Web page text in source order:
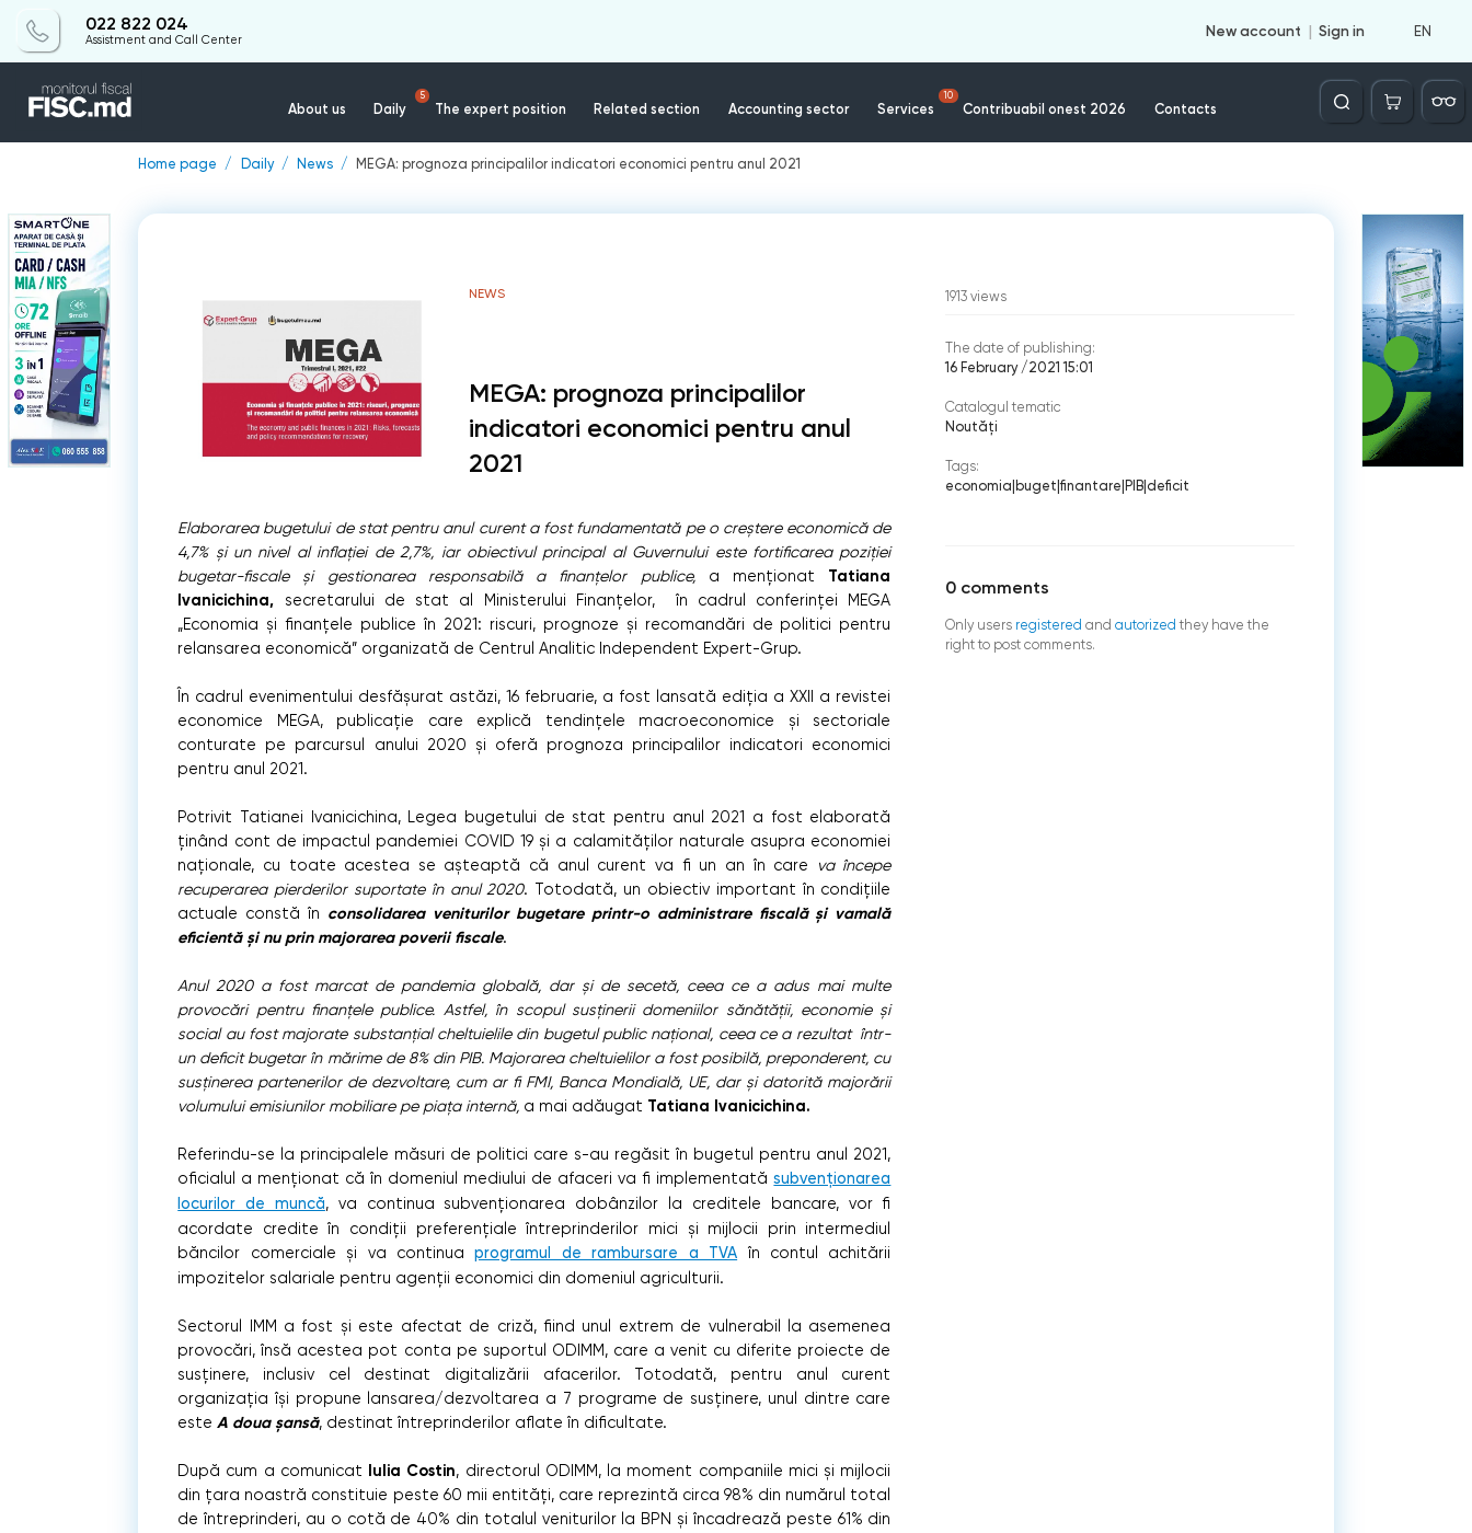
022 822 024
Assistment and Call Center
New account Sign in EN
About us Daily
5
The expert position Related section Accounting sector Services
10
Contribuabil onest 2026 Contacts
Căutare
Home page Daily News MEGA: prognoza principalilor indicatori economici pentru anul 2021
NEWS
MEGA: prognoza principalilor
indicatori economici pentru anul
2021
Elaborarea bugetului de stat pentru anul curent a fost fundamentată pe o creștere economică de
4,7% și un nivel al inflației de 2,7%, iar obiectivul principal al Guvernului este fortificarea poziției
bugetar-fiscale și gestionarea responsabilă a finanțelor publice,a menționat Tatiana
Ivanicichina, secretarului de stat al Ministerului Finanțelor, în cadrul conferinței MEGA
„Economia și finanțele publice în 2021: riscuri, prognoze și recomandări de politici pentru
relansarea economică” organizată de Centrul Analitic Independent Expert-Grup.
În cadrul evenimentului desfășurat astăzi, 16 februarie, a fost lansată ediția a XXII a revistei
economice MEGA, publicație care explică tendințele macroeconomice și sectoriale
conturate pe parcursul anului 2020 și oferă prognoza principalilor indicatori economici
pentru anul 2021.
Potrivit Tatianei Ivanicichina, Legea bugetului de stat pentru anul 2021 a fost elaborată
ținând cont de impactul pandemiei COVID 19 și a calamităților naturale asupra economiei
naționale, cu toate acestea se așteaptă că anul curent va fi un an în care
va începe
recuperarea pierderilor suportate în anul 2020. Totodată, un obiectiv important în condițiile
actuale constă în consolidarea veniturilor bugetare printr-o administrare fiscală și vamală
eficientă și nu prin majorarea poverii fiscale.
Anul 2020 a fost marcat de pandemia globală, dar și de secetă, ceea ce a adus mai multe
provocări pentru finanțele publice. Astfel, în scopul susținerii domeniilor sănătății, economie și
social au fost majorate substanțial cheltuielile din bugetul public național, ceea ce a rezultat într-
un deficit bugetar în mărime de 8% din PIB. Majorarea cheltuielilor a fost posibilă, preponderent, cu
susținerea partenerilor de dezvoltare, cum ar fi FMI, Banca Mondială, UE, dar și datorită majorării
volumului emisiunilor mobiliare pe piața internă, a mai adăugat Tatiana Ivanicichina.
Referindu-se la principalele măsuri de politici care s-au regăsit în bugetul pentru anul 2021,
oficialul a menționat că în domeniul mediului de afaceri va fi implementatăsubvenționarea
locurilor de muncă, va continua subvenționarea dobânzilor la creditele bancare, vor fi
acordate credite în condiții preferențiale întreprinderilor mici și mijlocii prin intermediul
băncilor comerciale și va continuaprogramul de rambursare a TVA în contul achitării
impozitelor salariale pentru agenții economici din domeniul agriculturii.
Sectorul IMM a fost și este afectat de criză, fiind unul extrem de vulnerabil la asemenea
provocări, însă acestea pot conta pe suportul ODIMM, care a venit cu diferite proiecte de
susținere, inclusiv cel destinat digitalizării afacerilor. Totodată, pentru anul curent
organizația își propune lansarea/dezvoltarea a 7 programe de susținere, unul dintre care
esteA doua șansă, destinat întreprinderilor aflate în dificultate.
După cum a comunicat Iulia Costin, directorul ODIMM, la moment companiile mici și mijlocii
din țara noastră constituie peste 60 mii entități, care reprezintă circa 98% din numărul total
de întreprinderi, au o cotă de 40% din totalul veniturilor la BPN și încadrează peste 61% din
1913 views
The date of publishing:
16 February /2021 15:01
Catalogul tematic
Noutăți
Tags:
economia buget |finantare PIB| deficit
0 comments
Only users registered and autorized they have the
right to post comments.